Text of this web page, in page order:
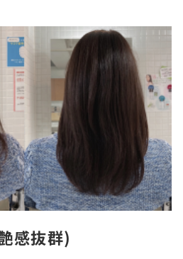
感抜群)